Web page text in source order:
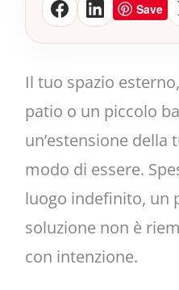
Save
Il tuo spazio
patio o un piccolo
un’estensione della
modo di essere.
luogo indefinito, un
soluzione non è
con intenzione.